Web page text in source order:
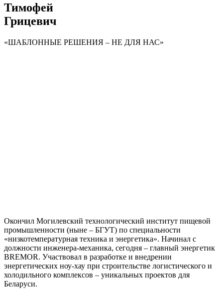
Тимофей
Грицевич
«ШАБЛОННЫЕ РЕШЕНИЯ – НЕ ДЛЯ НАС»
Окончил Могилевский технологический институт пищевой
промышленности (ныне – БГУТ) по специальности
«низкотемпературная техника и энергетика». Начинал с
должности инженера-механика, сегодня – главный энергетик
BREMOR. Участвовал в разработке и внедрении
энергетических ноу-хау при строительстве логистического и
холодильного комплексов – уникальных проектов для
Беларуси.